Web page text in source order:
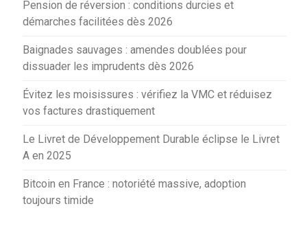
Pension de réversion : conditions durcies et
démarches facilitées dès 2026
Baignades sauvages : amendes doublées pour
dissuader les imprudents dès 2026
Évitez les moisissures : vérifiez la VMC et réduisez
vos factures drastiquement
Le Livret de Développement Durable éclipse le Livret
A en 2025
Bitcoin en France : notoriété massive, adoption
toujours timide